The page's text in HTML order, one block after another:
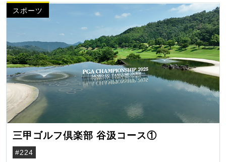
スポーツ
三甲ゴルフ倶楽部 谷汲コース①
#224